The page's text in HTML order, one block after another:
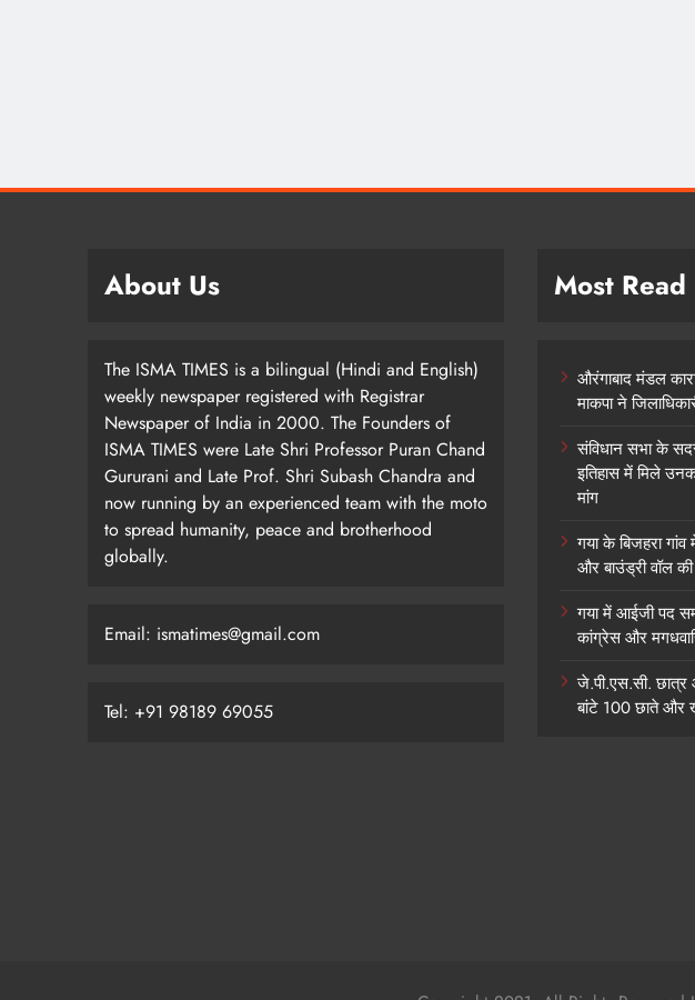
About Us
The ISMA TIMES is a bilingual (Hindi and English)
weekly newspaper registered with Registrar
Newspaper of India in 2000. The Founders of
ISMA TIMES were Late Shri Professor Puran Chand
Gururani and Late Prof. Shri Subash Chandra and
now running by an experienced team with the moto
to spread humanity, peace and brotherhood
globally.
Email: ismatimes@gmail.com
Tel: +91 98189 69055
Most Read
औरंगाबाद मंडल
माकपा ने
संविधान सभा के
इतिहास में मिले
मांग
गया के बिजहरा
और बाउंड्री वॉल
गया में आईजी पद
कांग्रेस और
जे.पी.एस.सी.
बांटे 100 छाते और